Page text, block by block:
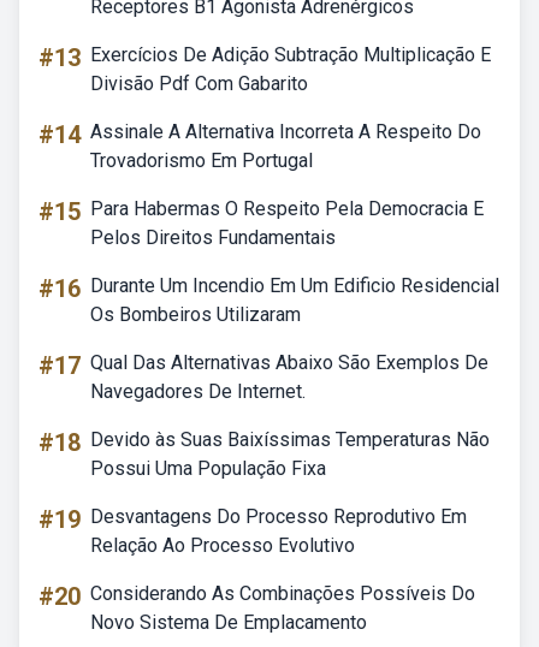
Receptores B1 Agonista Adrenérgicos
#13 Exercícios De Adição Subtração Multiplicação E
Divisão Pdf Com Gabarito
#14 Assinale A Alternativa Incorreta A Respeito Do
Trovadorismo Em Portugal
#15 Para Habermas O Respeito Pela Democracia E
Pelos Direitos Fundamentais
#16 Durante Um Incendio Em Um Edificio Residencial
Os Bombeiros Utilizaram
#17 Qual Das Alternativas Abaixo São Exemplos De
Navegadores De Internet.
#18 Devido às Suas Baixíssimas Temperaturas Não
Possui Uma População Fixa
#19 Desvantagens Do Processo Reprodutivo Em
Relação Ao Processo Evolutivo
#20 Considerando As Combinações Possíveis Do
Novo Sistema De Emplacamento